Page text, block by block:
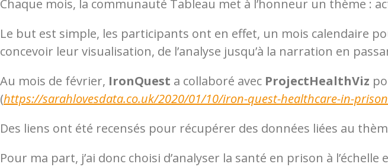
Chaque mois, la communauté Tableau met à l’honneur un thème :
Le but est simple, les participants ont en effet, un mois calendaire
concevoir leur visualisation, de l’analyse jusqu’à la narration en
Au mois de février, IronQuest a collaboré avec ProjectHealthViz
(https://sarahlovesdata.co.uk/2020/01/10/iron-quest-healthcare-in-
Des liens ont été recensés pour récupérer des données liées au
Pour ma part, j’ai donc choisi d’analyser la santé en prison à